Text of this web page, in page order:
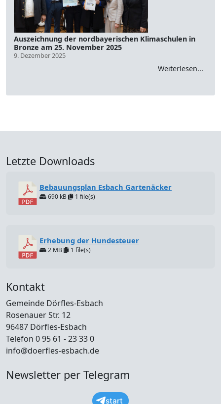
Auszeichnung der nordbayerischen Klimaschulen in
Bronze am 25. November 2025
9. Dezember 2025
Weiterlesen...
Letzte Downloads
Bebauungsplan Esbach Gartenäcker
690 kB 1 file(s)
Erhebung der Hundesteuer
2 MB 1 file(s)
Kontakt
Gemeinde Dörfles-Esbach
Rosenauer Str. 12
96487 Dörfles-Esbach
Telefon 0 95 61 - 23 33 0
info@doerfles-esbach.de
Newsletter per Telegram
start